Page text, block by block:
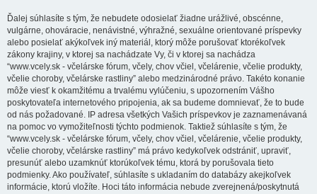
Ďalej súhlasíte s tým, že nebudete odosielať žiadne urážlivé, obscénne,
vulgárne, ohováracie, nenávistné, výhražné, sexuálne orientované príspevky
alebo posielať akýkoľvek iný materiál, ktorý môže porušovať ktorékoľvek
zákony krajiny, v ktorej sa nachádzate Vy, či v ktorej sa nachádza
“www.vcely.sk - včelárske fórum, včely, chov včiel, včelárenie, včelie produkty,
včelie choroby, včelárske rastliny” alebo medzinárodné právo. Takéto konanie
môže viesť k okamžitému a trvalému vylúčeniu, s upozornením Vášho
poskytovateľa internetového pripojenia, ak sa budeme domnievať, že to bude
od nás požadované. IP adresa všetkých Vašich príspevkov je zaznamenávaná
na pomoc vo vymožiteľnosti týchto podmienok. Taktiež súhlasíte s tým, že
“www.vcely.sk - včelárske fórum, včely, chov včiel, včelárenie, včelie produkty,
včelie choroby, včelárske rastliny” má právo kedykoľvek odstrániť, upraviť,
presunúť alebo uzamknúť ktorúkoľvek tému, ktorá by porušovala tieto
podmienky. Ako používateľ, súhlasíte s ukladaním do databázy akejkoľvek
informácie, ktorú vložíte. Hoci táto informácia nebude zverejnená/poskytnutá